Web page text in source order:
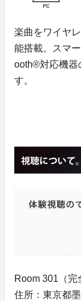
楽曲をワイヤ
能搭載。スマ
ooth®対応機器
す。
Room 301（完
住所：東京都